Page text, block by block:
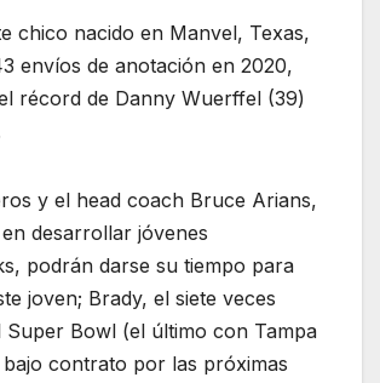
chico nacido en Manvel, Texas,
envíos de anotación en 2020,
récord de Danny Wuerffel (39)
y el head coach Bruce Arians,
desarrollar jóvenes
podrán darse su tiempo para
joven; Brady, el siete veces
Super Bowl (el último con Tampa
contrato por las próximas